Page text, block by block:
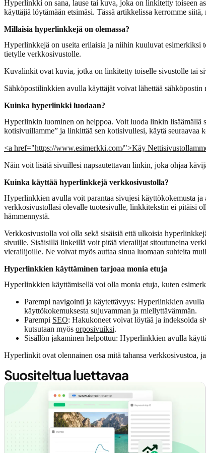
Hyperlinkki on sana, lause tai kuva, joka on linkitetty toiseen
käyttäjiä löytämään etsimäsi. Tässä artikkelissa kerromme
Millaisia hyperlinkkejä on olemassa?
Hyperlinkkejä on useita erilaisia ja niihin kuuluvat esimerkiksi
tietylle verkkosivustolle.
Kuvalinkit ovat kuvia, jotka on linkitetty toiselle sivustolle tai
Sähköpostilinkkien avulla käyttäjät voivat lähettää sähköpostin
Kuinka hyperlinkki luodaan?
Hyperlinkin luominen on helppoa. Voit luoda linkin lisäämällä
kotisivuillamme” ja linkittää sen kotisivullesi, käytä seuraavaa
<a href="https://www.esimerkki.com/">Käy
Näin voit lisätä sivuillesi napsautettavan linkin, joka ohjaa
Kuinka käyttää hyperlinkkejä verkkosivustolla?
Hyperlinkkien avulla voit parantaa sivujesi käyttökokemusta
verkkosivustollasi olevalle tuotesivulle, linkkitekstin ei pitäisi
hämmennystä.
Verkkosivustolla voi olla sekä sisäisiä että ulkoisia
sivuille. Sisäisillä linkeillä voit pitää vierailijat sitoutuneina
vierailijoille. Ne voivat myös auttaa sinua luomaan suhteita
Hyperlinkkien käyttäminen tarjoaa monia etuja
Hyperlinkkien käyttämisellä voi olla monia etuja, kuten
Parempi navigointi ja käytettävyys: Hyperlinkkien
käyttökokemuksesta sujuvamman ja miellyttävämmän.
Parempi SEO: Hakukoneet voivat löytää ja indeksoida
kutsutaan myös orposivuiksi.
Sisällön jakaminen helpottuu: Hyperlinkkien avulla
Hyperlinkit ovat olennainen osa mitä tahansa verkkosivustoa,
Suositeltua luettavaa